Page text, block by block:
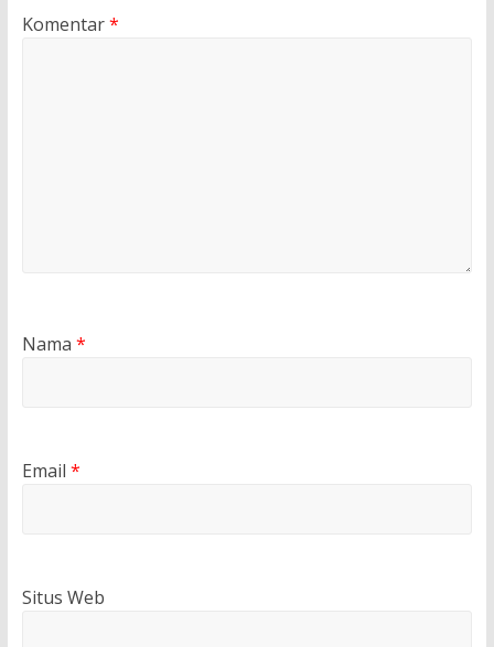
Komentar*
Nama *
Email *
Situs Web